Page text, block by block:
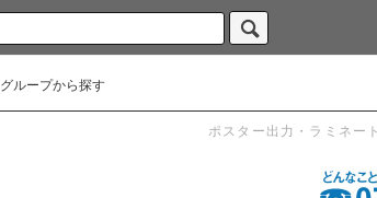
グループから探す
ポスター出力・ラミネー